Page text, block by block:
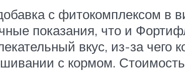
с фитокомплексом в
показания, что и
вкус, из-за чего
с кормом.